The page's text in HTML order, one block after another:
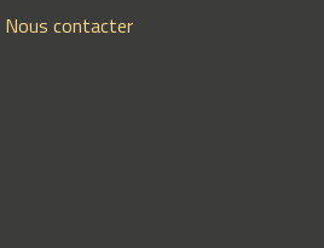
Nous contacter